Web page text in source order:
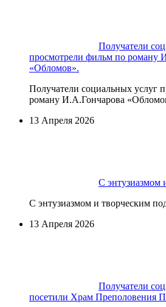
Получатели
просмотрели фильм по роману
«Обломов».
Получатели социальных услуг
роману И.А.Гончарова
13 Апреля 2026
С энтузиазмом
С энтузиазмом и творческим
13 Апреля 2026
Получатели
посетили Храм Преполовения